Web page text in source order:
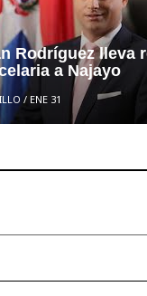
Rodríguez lleva
a Najayo
/ ENE 31